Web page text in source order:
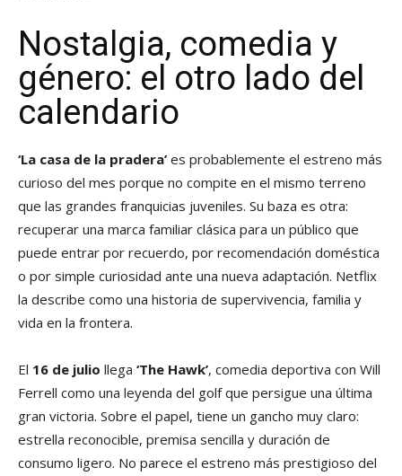
Nostalgia, comedia y
género: el otro lado del
calendario
‘La casa de la pradera’ es probablemente el estreno más
curioso del mes porque no compite en el mismo terreno
que las grandes franquicias juveniles. Su baza es otra:
recuperar una marca familiar clásica para un público que
puede entrar por recuerdo, por recomendación doméstica
o por simple curiosidad ante una nueva adaptación. Netflix
la describe como una historia de supervivencia, familia y
vida en la frontera.
El 16 de julio llega ‘The Hawk’, comedia deportiva con Will
Ferrell como una leyenda del golf que persigue una última
gran victoria. Sobre el papel, tiene un gancho muy claro:
estrella reconocible, premisa sencilla y duración de
consumo ligero. No parece el estreno más prestigioso del